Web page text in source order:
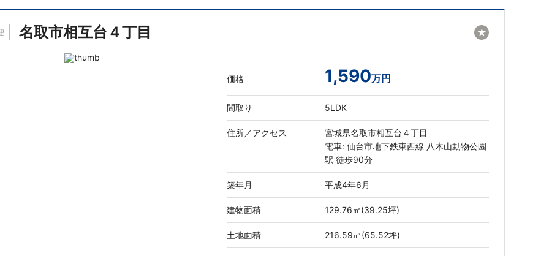
名取市相互台４丁目
価格 1,590万円
間取り 5LDK
住所／アクセス
宮城県名取市相互台４丁目
電車: 仙台市地下鉄東西線 八木山動物公園
駅 徒歩90分
築年月 平成4年6月
建物面積 129.76㎡(39.25坪)
土地面積 216.59㎡(65.52坪)
★